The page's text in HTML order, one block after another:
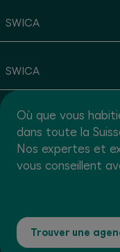
SWICA
SWICA
Où que vous
dans toute la
Nos expertes et
vous conseillent
Trouver une